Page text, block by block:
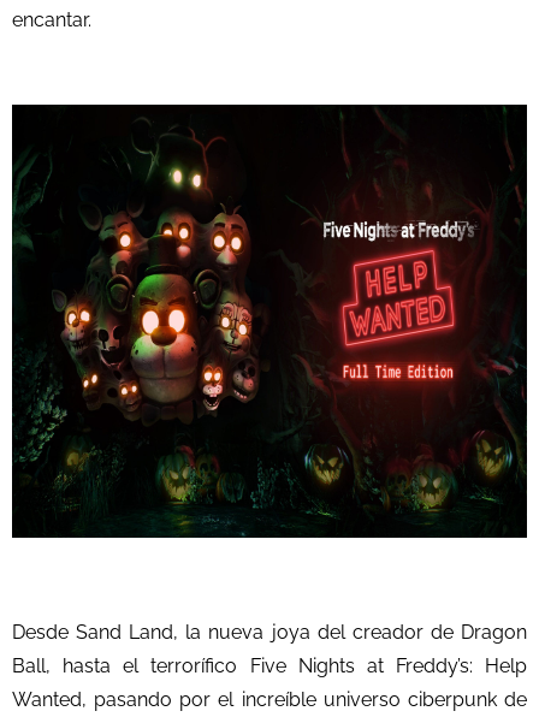
encantar.
Desde Sand Land, la nueva joya del creador de Dragon
Ball, hasta el terrorífico Five Nights at Freddy’s: Help
Wanted, pasando por el increíble universo ciberpunk de